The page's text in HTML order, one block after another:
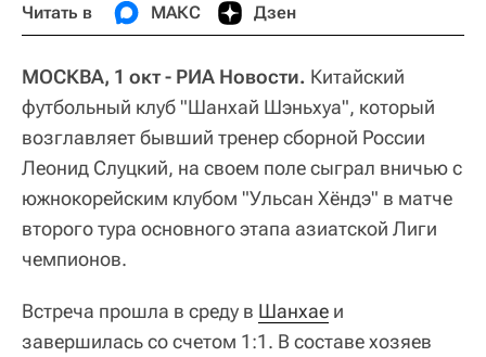
Читать в МАКС Дзен
МОСКВА, 1 окт - РИА Новости. Китайский
футбольный клуб "Шанхай Шэньхуа", который
возглавляет бывший тренер сборной России
Леонид Слуцкий, на своем поле сыграл вничью с
южнокорейским клубом "Ульсан Хёндэ" в матче
второго тура основного этапа азиатской Лиги
чемпионов.
Встреча прошла в среду в Шанхае и
завершилась со счетом 1:1. В составе хозяев